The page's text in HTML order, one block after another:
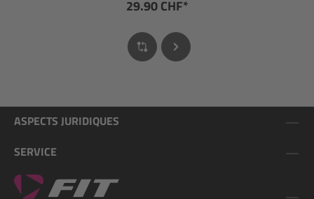
29.90 CHF*
ASPECTS JURIDIQUES
SERVICE